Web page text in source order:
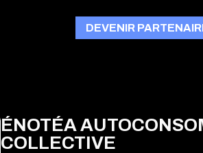
DEVENIR
ÉNOTÉA
COLLECTIVE